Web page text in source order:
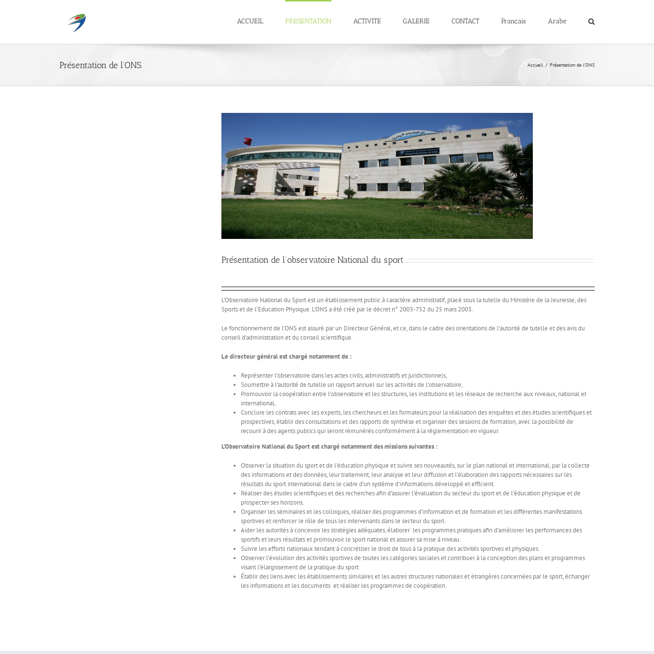
ACCUEIL PRESENTATION ACTIVITE GALERIE CONTACT Français Arabe
Présentation de l’ONS Accueil / Présentation de l’ONS
Présentation de l’observatoire National du sport
L’Observatoire National du Sport est un établissement public à caractère administratif, placé sous la tutelle du Ministère de la Jeunesse, des
Sports et de l’Education Physique. L’ONS a été créé par le décret n° 2003-752 du 25 mars 2003.
Le fonctionnement de l’ONS est assuré par un Directeur Général, et ce, dans le cadre des orientations de l’autorité de tutelle et des avis du
conseil d’administration et du conseil scientifique.
Le directeur général est chargé notamment de :
Représenter l’observatoire dans les actes civils, administratifs et juridictionnels,
Soumettre à l’autorité de tutelle un rapport annuel sur les activités de l’observatoire,
Promouvoir la coopération entre l’observatoire et les structures, les institutions et les réseaux de recherche aux niveaux, national et
international,
Conclure les contrats avec les experts, les chercheurs et les formateurs pour la réalisation des enquêtes et des études scientifiques et
prospectives, établir des consultations et des rapports de synthèse et organiser des sessions de formation, avec la possibilité de
recourir à des agents publics qui seront rémunérés conformément à la réglementation en vigueur.
L’Observatoire National du Sport est chargé notamment des missions suivantes :
Observer la situation du sport et de l’éducation physique et suivre ses nouveautés, sur le plan national et international, par la collecte
des informations et des données, leur traitement, leur analyse et leur diffusion et l’élaboration des rapports nécessaires sur les
résultats du sport international dans le cadre d’un système d’informations développé et efficient.
Réaliser des études scientifiques et des recherches afin d’assurer l’évaluation du secteur du sport et de l’éducation physique et de
prospecter ses horizons.
Organiser les séminaires et les colloques, réaliser des programmes d’information et de formation et les différentes manifestations
sportives et renforcer le rôle de tous les intervenants dans le secteur du sport.
Aider les autorités à concevoir les stratégies adéquates, élaborer les programmes pratiques afin d’améliorer les performances des
sportifs et leurs résultats et promouvoir le sport national et assurer sa mise à niveau.
Suivre les efforts nationaux tendant à concrétiser le droit de tous à la pratique des activités sportives et physiques.
Observer l’évolution des activités sportives de toutes les catégories sociales et contribuer à la conception des plans et programmes
visant l’élargissement de la pratique du sport
Établir des liens avec les établissements similaires et les autres structures nationales et étrangères concernées par le sport, échanger
les informations et les documents et réaliser les programmes de coopération.